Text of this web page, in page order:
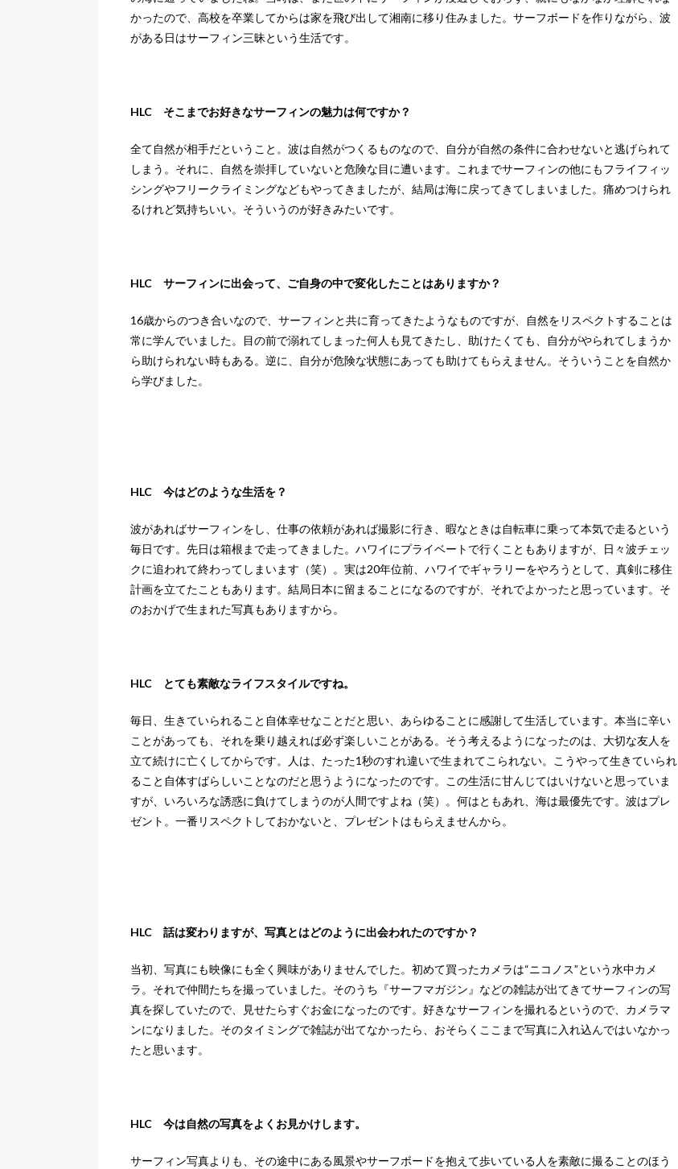
かったので、高校を卒業してからは家を飛び出して湘南に移り住みました。サーフボードを作りながら、波
がある日はサーフィン三昧という生活です。
HLC そこまでお好きなサーフィンの魅力は何ですか？
全て自然が相手だということ。波は自然がつくるものなので、自分が自然の条件に合わせないと逃げられて
しまう。それに、自然を崇拝していないと危険な目に遭います。これまでサーフィンの他にもフライフィッ
シングやフリークライミングなどもやってきましたが、結局は海に戻ってきてしまいました。痛めつけられ
るけれど気持ちいい。そういうのが好きみたいです。
HLC サーフィンに出会って、ご自身の中で変化したことはありますか？
16歳からのつき合いなので、サーフィンと共に育ってきたようなものですが、自然をリスペクトすることは
常に学んでいました。目の前で溺れてしまった何人も見てきたし、助けたくても、自分がやられてしまうか
ら助けられない時もある。逆に、自分が危険な状態にあっても助けてもらえません。そういうことを自然か
ら学びました。
HLC 今はどのような生活を？
波があればサーフィンをし、仕事の依頼があれば撮影に行き、暇なときは自転車に乗って本気で走るという
毎日です。先日は箱根まで走ってきました。ハワイにプライベートで行くこともありますが、日々波チェッ
クに追われて終わってしまいます（笑）。実は20年位前、ハワイでギャラリーをやろうとして、真剣に移住
計画を立てたこともあります。結局日本に留まることになるのですが、それでよかったと思っています。そ
のおかげで生まれた写真もありますから。
HLC とても素敵なライフスタイルですね。
毎日、生きていられること自体幸せなことだと思い、あらゆることに感謝して生活しています。本当に辛い
ことがあっても、それを乗り越えれば必ず楽しいことがある。そう考えるようになったのは、大切な友人を
立て続けに亡くしてからです。人は、たった1秒のすれ違いで生まれてこられない。こうやって生きていられ
ること自体すばらしいことなのだと思うようになったのです。この生活に甘んじてはいけないと思っていま
すが、いろいろな誘惑に負けてしまうのが人間ですよね（笑）。何はともあれ、海は最優先です。波はプレ
ゼント。一番リスペクトしておかないと、プレゼントはもらえませんから。
HLC 話は変わりますが、写真とはどのように出会われたのですか？
当初、写真にも映像にも全く興味がありませんでした。初めて買ったカメラは“ニコノス”という水中カメ
ラ。それで仲間たちを撮っていました。そのうち『サーフマガジン』などの雑誌が出てきてサーフィンの写
真を探していたので、見せたらすぐお金になったのです。好きなサーフィンを撮れるというので、カメラマ
ンになりました。そのタイミングで雑誌が出てなかったら、おそらくここまで写真に入れ込んではいなかっ
たと思います。
HLC 今は自然の写真をよくお見かけします。
サーフィン写真よりも、その途中にある風景やサーフボードを抱えて歩いている人を素敵に撮ることのほう